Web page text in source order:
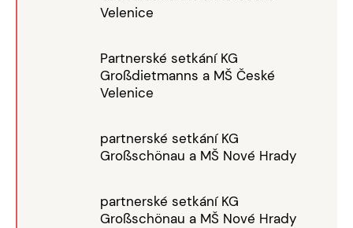
Velenice
Partnerské setkání KG
Großdietmanns a MŠ České
Velenice
partnerské setkání KG
Großschönau a MŠ Nové Hrady
partnerské setkání KG
Großschönau a MŠ Nové Hrady